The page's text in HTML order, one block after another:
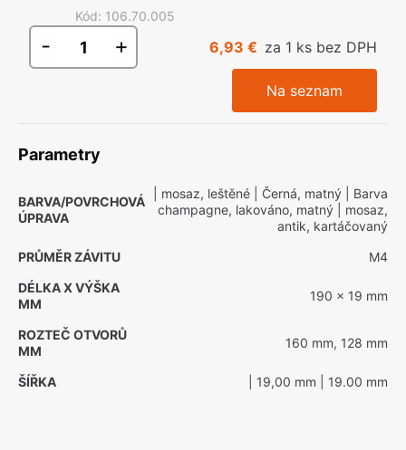
Kód: 106.70.005
- + 6,93 € za 1 ks bez DPH
Na seznam
Parametry
BARVA/POVRCHOVÁ
ÚPRAVA
| mosaz, leštěné | Černá, matný | Barva
champagne, lakováno, matný | mosaz,
antik, kartáčovaný
PRŮMĚR ZÁVITU
M4
DÉLKA X VÝŠKA
MM
190 x 19 mm
ROZTEČ OTVORŮ
MM
160 mm, 128 mm
ŠÍŘKA | 19,00 mm | 19.00 mm